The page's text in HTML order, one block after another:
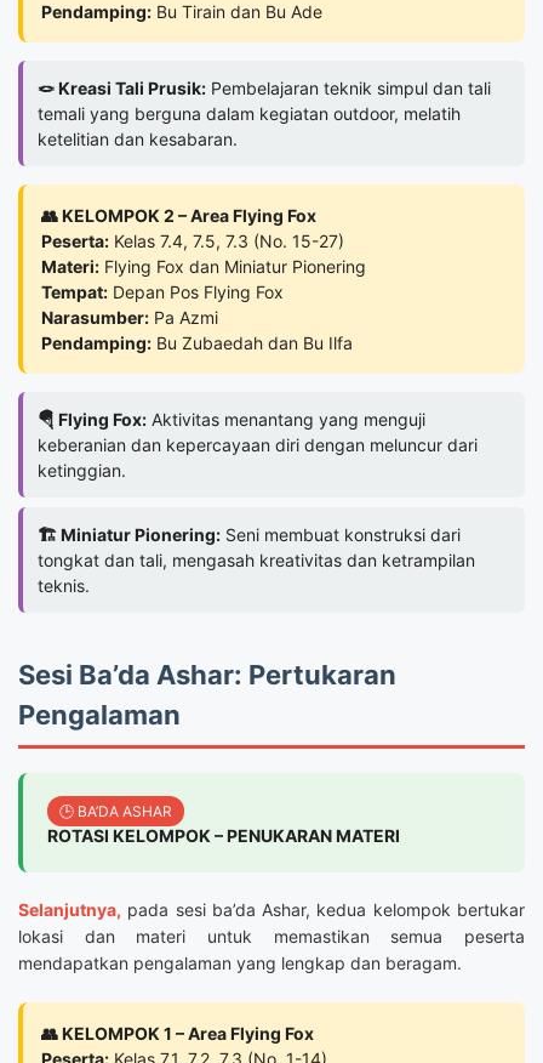
Pendamping: Bu Tirain dan Bu Ade
🪢 Kreasi Tali Prusik: Pembelajaran teknik simpul dan tali
temali yang berguna dalam kegiatan outdoor, melatih
ketelitian dan kesabaran.
👥 KELOMPOK 2 – Area Flying Fox
Peserta: Kelas 7.4, 7.5, 7.3 (No. 15-27)
Materi: Flying Fox dan Miniatur Pionering
Tempat: Depan Pos Flying Fox
Narasumber: Pa Azmi
Pendamping: Bu Zubaedah dan Bu Ilfa
🪂 Flying Fox: Aktivitas menantang yang menguji
keberanian dan kepercayaan diri dengan meluncur dari
ketinggian.
🏗️ Miniatur Pionering: Seni membuat konstruksi dari
tongkat dan tali, mengasah kreativitas dan ketrampilan
teknis.
Sesi Ba’da Ashar: Pertukaran
Pengalaman
🕒 BA’DA ASHAR
ROTASI KELOMPOK – PENUKARAN MATERI
Selanjutnya, pada sesi ba’da Ashar, kedua kelompok bertukar
lokasi dan materi untuk memastikan semua peserta
mendapatkan pengalaman yang lengkap dan beragam.
👥 KELOMPOK 1 – Area Flying Fox
Peserta: Kelas 7.1, 7.2, 7.3 (No. 1-14)